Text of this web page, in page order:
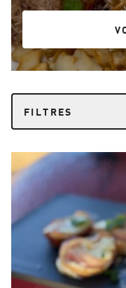
FILTRES